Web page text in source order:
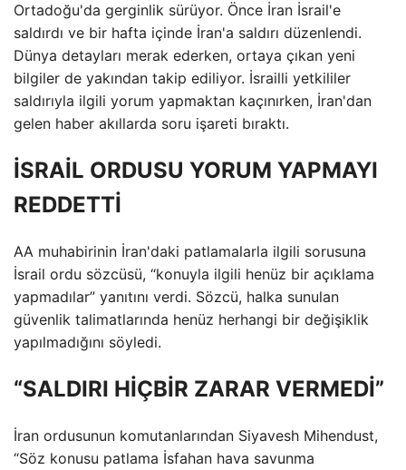
Ortadoğu'da gerginlik sürüyor. Önce İran İsrail'e
saldırdı ve bir hafta içinde İran'a saldırı düzenlendi.
Dünya detayları merak ederken, ortaya çıkan yeni
bilgiler de yakından takip ediliyor. İsrailli yetkililer
saldırıyla ilgili yorum yapmaktan kaçınırken, İran'dan
gelen haber akıllarda soru işareti bıraktı.
İSRAİL ORDUSU YORUM YAPMAYI
REDDETTİ
AA muhabirinin İran'daki patlamalarla ilgili sorusuna
İsrail ordu sözcüsü, “konuyla ilgili henüz bir açıklama
yapmadılar” yanıtını verdi. Sözcü, halka sunulan
güvenlik talimatlarında henüz herhangi bir değişiklik
yapılmadığını söyledi.
“SALDIRI HİÇBİR ZARAR VERMEDİ”
İran ordusunun komutanlarından Siyavesh Mihendust,
“Söz konusu patlama İsfahan hava savunma